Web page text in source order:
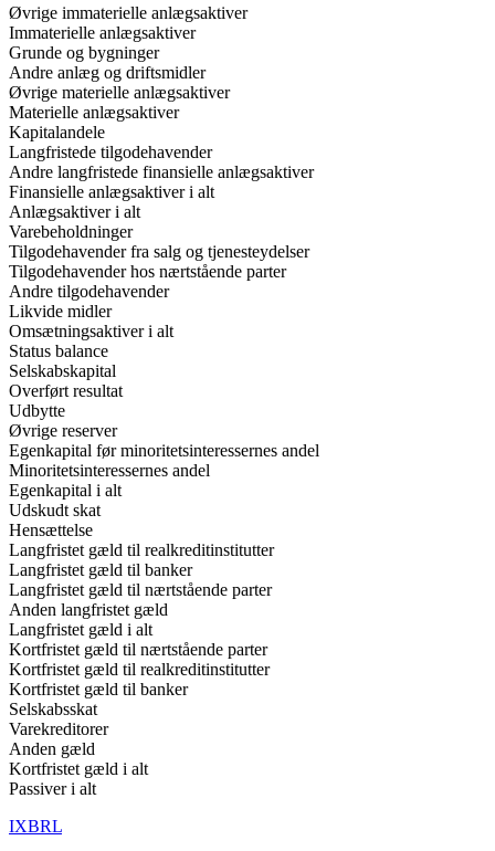
Øvrige immaterielle anlægsaktiver
Immaterielle anlægsaktiver
Grunde og bygninger
Andre anlæg og driftsmidler
Øvrige materielle anlægsaktiver
Materielle anlægsaktiver
Kapitalandele
Langfristede tilgodehavender
Andre langfristede finansielle anlægsaktiver
Finansielle anlægsaktiver i alt
Anlægsaktiver i alt
Varebeholdninger
Tilgodehavender fra salg og tjenesteydelser
Tilgodehavender hos nærtstående parter
Andre tilgodehavender
Likvide midler
Omsætningsaktiver i alt
Status balance
Selskabskapital
Overført resultat
Udbytte
Øvrige reserver
Egenkapital før minoritetsinteressernes andel
Minoritetsinteressernes andel
Egenkapital i alt
Udskudt skat
Hensættelse
Langfristet gæld til realkreditinstitutter
Langfristet gæld til banker
Langfristet gæld til nærtstående parter
Anden langfristet gæld
Langfristet gæld i alt
Kortfristet gæld til nærtstående parter
Kortfristet gæld til realkreditinstitutter
Kortfristet gæld til banker
Selskabsskat
Varekreditorer
Anden gæld
Kortfristet gæld i alt
Passiver i alt
IXBRL